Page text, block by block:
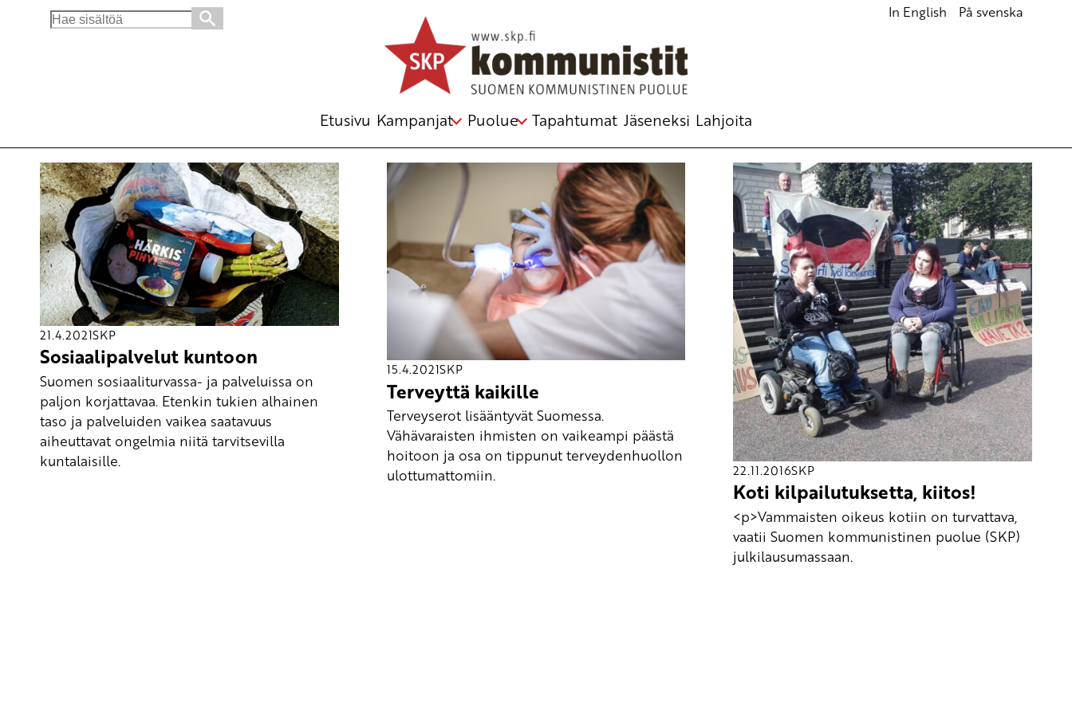
Search
In English På svenska
Etusivu Kampanjat Puolue Tapahtumat Jäseneksi Lahjoita
Avainsana
vammaispalvelut
21.4.2021SKP
Sosiaalipalvelut kuntoon
Suomen sosiaaliturvassa- ja palveluissa on
paljon korjattavaa. Etenkin tukien alhainen
taso ja palveluiden vaikea saatavuus
aiheuttavat ongelmia niitä tarvitsevilla
kuntalaisille.
15.4.2021SKP
Terveyttä kaikille
Terveyserot lisääntyvät Suomessa.
Vähävaraisten ihmisten on vaikeampi päästä
hoitoon ja osa on tippunut terveydenhuollon
ulottumattomiin.
22.11.2016SKP
Koti kilpailutuksetta, kiitos!
<p>Vammaisten oikeus kotiin on turvattava,
vaatii Suomen kommunistinen puolue (SKP)
julkilausumassaan.